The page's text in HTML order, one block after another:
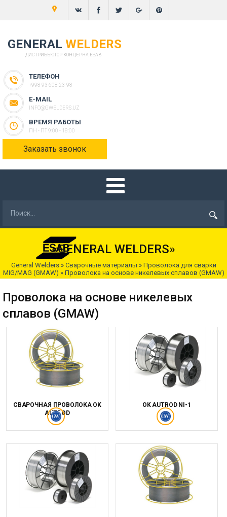
GENERAL WELDERS
ДИСТРИБЬЮТОР КОНЦЕРНА ESAB
ТЕЛЕФОН
+998 93 608 23-98
E-MAIL
INFO@GWELDERS.UZ
ВРЕМЯ РАБОТЫ
ПН - ПТ 9:00 - 18:00
Заказать звонок
«GENERAL WELDERS»
General Welders» Сварочные материалы » Проволока для сварки
MIG/MAG (GMAW) » Проволока на основе никелевых сплавов (GMAW)
Проволока на основе никелевых
сплавов (GMAW)
СВАРОЧНАЯ ПРОВОЛОКА OK
AUTROD
OK AUTROD NI-1